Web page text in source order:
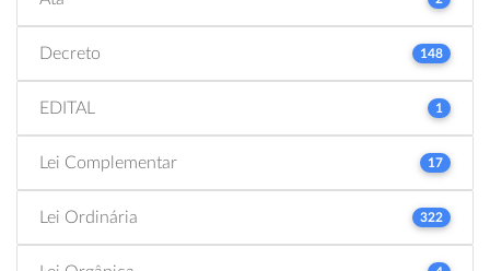
Decreto 148
EDITAL 1
Lei Complementar 17
Lei Ordinária 322